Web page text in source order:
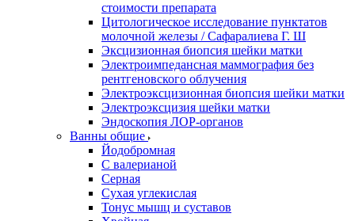
стоимости препарата
Цитологическое исследование пунктатов
молочной железы / Сафаралиева Г. Ш
Эксцизионная биопсия шейки матки
Электроимпедансная маммография без
рентгеновского облучения
Электроэксцизионная биопсия шейки матки
Электроэксцизия шейки матки
Эндоскопия ЛОР-органов
Ванны общие
Йодобромная
С валерианой
Серная
Сухая углекислая
Тонус мышц и суставов